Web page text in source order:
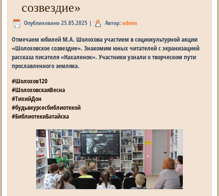
созвездие»
Опубликовано 25.05.2025 | Автор: admin
Отмечаем юбилей М.А. Шолохова участием в социокультурной акции
«Шолоховское созвездие». Знакомим юных читателей с экранизацией
рассказа писателя «Нахаленок». Участники узнали о творческом пути
прославленного земляка.
#Шолохов120
#ШолоховскаяВесна
#ТихийДон
#будьвкурсесбиблиотекой
#БиблиотекиБатайска